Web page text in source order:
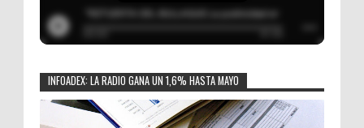
INFOADEX: LA RADIO GANA UN 1,6% HASTA MAYO